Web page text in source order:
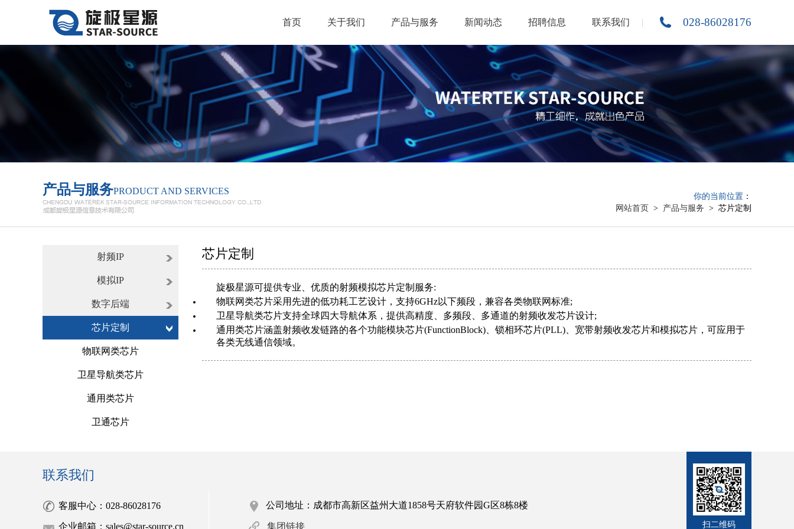
首页 关于我们 产品与服务 新闻动态 招聘信息 联系我们 028-86028176
产品与服务PRODUCT AND SERVICES
你的当前位置 ：
网站首页 > 产品与服务 > 芯片定制
射频IP
模拟IP
数字后端
芯片定制
物联网类芯片
卫星导航类芯片
通用类芯片
卫通芯片
芯片定制
旋极星源可提供专业、优质的射频模拟芯片定制服务:
物联网类芯片采用先进的低功耗工艺设计，支持6GHz以下频段，兼容各类物联网标准;
卫星导航类芯片支持全球四大导航体系，提供高精度、多频段、多通道的射频收发芯片设计;
通用类芯片涵盖射频收发链路的各个功能模块芯片(FunctionBlock)、锁相环芯片(PLL)、宽带射频收发芯片和模拟芯片，可应用于
各类无线通信领域。
联系我们
客服中心：028-86028176
企业邮箱：sales@star-source.cn
公司地址：成都市高新区益州大道1858号天府软件园G区8栋8楼
集团链接 扫二维码